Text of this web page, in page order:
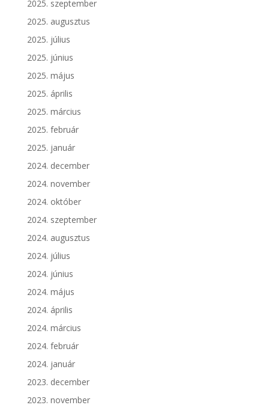
2025. szeptember
2025. augusztus
2025. július
2025. június
2025. május
2025. április
2025. március
2025. február
2025. január
2024. december
2024. november
2024. október
2024. szeptember
2024. augusztus
2024. július
2024. június
2024. május
2024. április
2024. március
2024. február
2024. január
2023. december
2023. november